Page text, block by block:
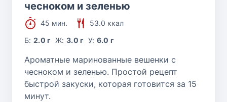
чесноком и зеленью
45 мин.
53.0 ккал
Б:2.0 г Ж: 3.0 г У: 6.0 г
Ароматные маринованные вешенки с
чесноком и зеленью. Простой рецепт
быстрой закуски, которая готовится за 15
минут.